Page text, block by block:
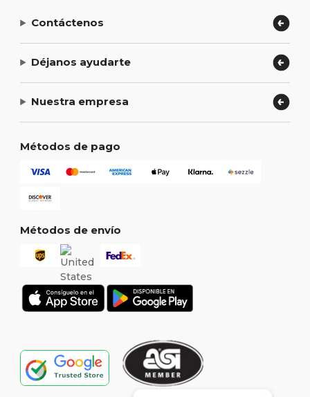
Contáctenos
Déjanos ayudarte
Nuestra empresa
Métodos de pago
Métodos de envío